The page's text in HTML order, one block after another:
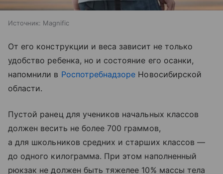
Источник: Magnific
От его конструкции и веса зависит не только
удобство ребенка, но и состояние его осанки,
напомнили в Роспотребнадзоре Новосибирской
области.
Пустой ранец для учеников начальных классов
должен весить не более 700 граммов,
а для школьников средних и старших классов —
до одного килограмма. При этом наполненный
рюкзак не должен быть тяжелее 10% массы тела